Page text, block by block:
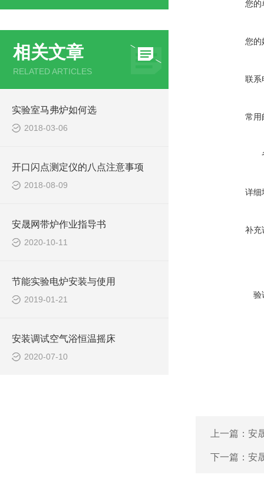
相关文章
RELATED ARTICLES
实验室马弗炉如何选
2018-03-06
开口闪点测定仪的八点注意事项
2018-08-09
安晟网带炉作业指导书
2020-10-11
节能实验电炉安装与使用
2019-01-21
安装调试空气浴恒温摇床
2020-07-10
您的
您的
联系
常用
详细
补充
验
上一篇： 安
下一篇： 安